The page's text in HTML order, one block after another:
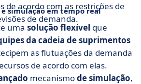
de acordo com as restrições de
de demanda.
simulação em tempo real
uma solução flexível que
da cadeia de suprimentos
as flutuações da demanda
de acordo com elas.
mecanismode simulação,